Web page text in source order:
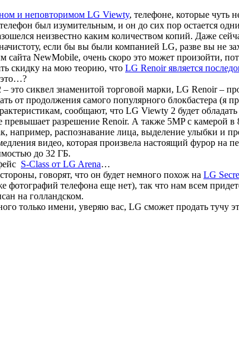
и неповторимом LG Viewty, телефоне, которые чуть
был изумительным, и он до сих пор остается
неизвестно каким количеством копий. Даже
если бы вы были компанией LG, разве вы не
сайта NewMobile, очень скоро это может произойти,
скидку на мою теорию, что LG Renoir является
это сиквел знаменитой торговой марки, LG Renoir –
от продолжения самого популярного блокбастера (я
сообщают, что LG Viewty 2 будет
превышает разрешение Renoir. А также 5MP с камерой
например, распознавание лица, выделение улыбки и
видео, которая произвела настоящий фурор на
до 32 ГБ.
S-Class от LG Arena…
говорят, что он будет немного похож на LG
фотографий телефона еще нет), так что нам всем
на голландском.
только имени, уверяю вас, LG сможет продать тучу